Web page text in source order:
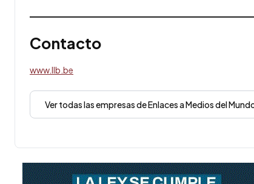
Contacto
www.llb.be
Ver todas las empresas de Enlaces a Medios del